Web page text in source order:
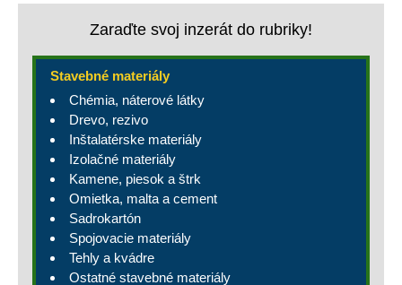
Zaraďte svoj inzerát do rubriky!
Stavebné materiály
Chémia, náterové látky
Drevo, rezivo
Inštalatérske materiály
Izolačné materiály
Kamene, piesok a štrk
Omietka, malta a cement
Sadrokartón
Spojovacie materiály
Tehly a kvádre
Ostatné stavebné materiály